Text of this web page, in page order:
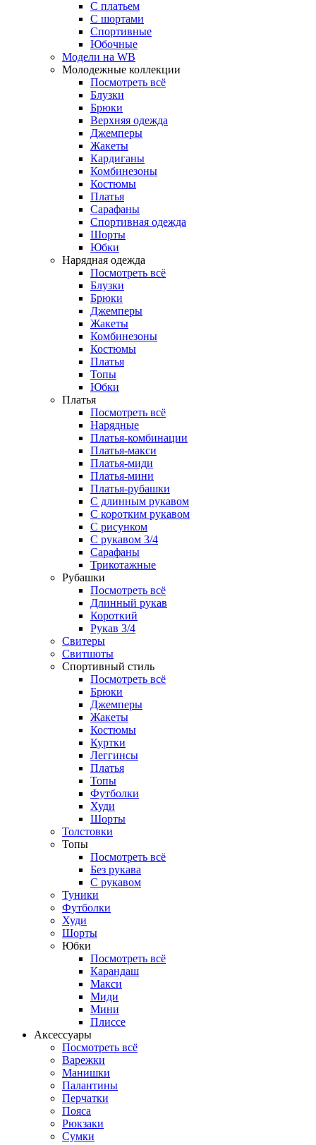
С платьем
С шортами
Спортивные
Юбочные
Модели на WB
Молодежные коллекции
Посмотреть всё
Блузки
Брюки
Верхняя одежда
Джемперы
Жакеты
Кардиганы
Комбинезоны
Костюмы
Платья
Сарафаны
Спортивная одежда
Шорты
Юбки
Нарядная одежда
Посмотреть всё
Блузки
Брюки
Джемперы
Жакеты
Комбинезоны
Костюмы
Платья
Топы
Юбки
Платья
Посмотреть всё
Нарядные
Платья-комбинации
Платья-макси
Платья-миди
Платья-мини
Платья-рубашки
С длинным рукавом
С коротким рукавом
С рисунком
С рукавом 3/4
Сарафаны
Трикотажные
Рубашки
Посмотреть всё
Длинный рукав
Короткий
Рукав 3/4
Свитеры
Свитшоты
Спортивный стиль
Посмотреть всё
Брюки
Джемперы
Жакеты
Костюмы
Куртки
Леггинсы
Платья
Топы
Футболки
Худи
Шорты
Толстовки
Топы
Посмотреть всё
Без рукава
С рукавом
Туники
Футболки
Худи
Шорты
Юбки
Посмотреть всё
Карандаш
Макси
Миди
Мини
Плиссе
Аксессуары
Посмотреть всё
Варежки
Манишки
Палантины
Перчатки
Пояса
Рюкзаки
Сумки